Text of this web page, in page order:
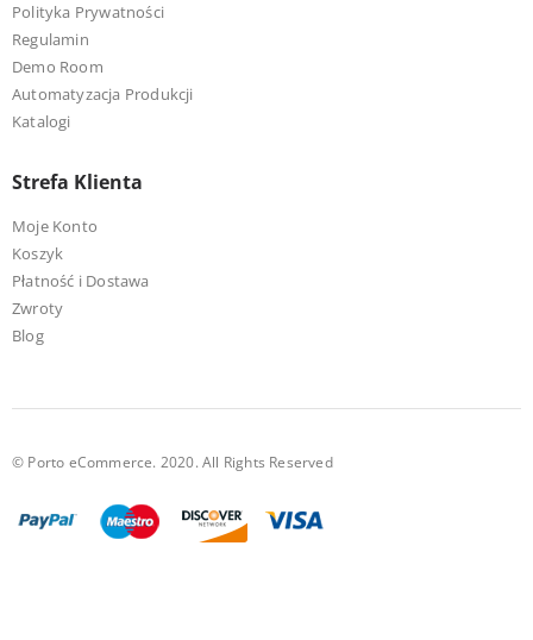
Polityka Prywatności
Regulamin
Demo Room
Automatyzacja Produkcji
Katalogi
Strefa Klienta
Moje Konto
Koszyk
Płatność i Dostawa
Zwroty
Blog
© Porto eCommerce. 2020. All Rights Reserved